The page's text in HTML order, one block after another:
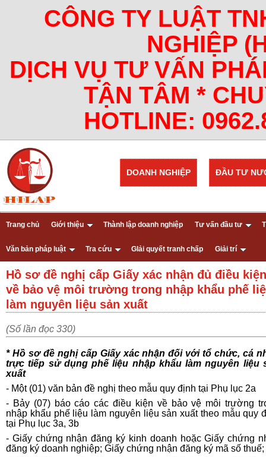
CÔNG TY LUẬT
NGHIỆP
DỊCH VỤ TƯ VẤN
TẬN TÂM *
HOTLINE:
ĐẦU TƯ
DOANH NGHIỆP
Trang chủ Giới thiệu Thành lập doanh nghiệp Tư vấn đầu tư
Văn bản pháp luật Tra cứu GIải quyết tranh chấp Giải trí
Hồ sơ đề nghị cấp Giấy xác nhận đủ điều kiện
về bảo vệ môi trường trong nhập khẩu phế
làm nguyên liệu sản xuất
(Số lần đọc 330)
* Hồ sơ đề nghị cấp Giấy xác nhận đối với tổ chức, cá
trực tiếp sử dụng phế liệu nhập khẩu làm nguyên liệu
xuất
- Một (01) văn bản đề nghị theo mẫu quy định tại Phụ lục 2a
- Bảy (07) báo cáo các điều kiện về bảo vệ môi trường
nhập khẩu phế liệu làm nguyên liệu sản xuất theo mẫu quy
tại Phụ lục 3a, 3b
- Giấy chứng nhận đăng ký kinh doanh hoặc Giấy chứng
đăng ký doanh nghiệp; Giấy chứng nhận đăng ký mã số thuế;